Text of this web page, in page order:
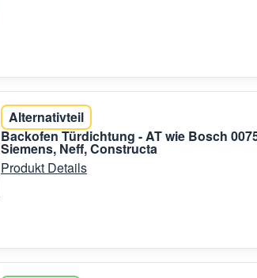
Alternativteil
Backofen Türdichtung - AT wie Bosch
Siemens, Neff, Constructa
Produkt Details